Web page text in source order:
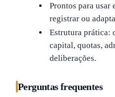
Prontos para usar
registrar ou
Estrutura prática:
capital, quotas,
deliberações.
Perguntas frequentes